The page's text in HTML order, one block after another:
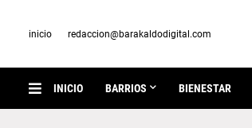
inicio redaccion@barakaldodigital.com
INICIO BARRIOS BIENESTAR